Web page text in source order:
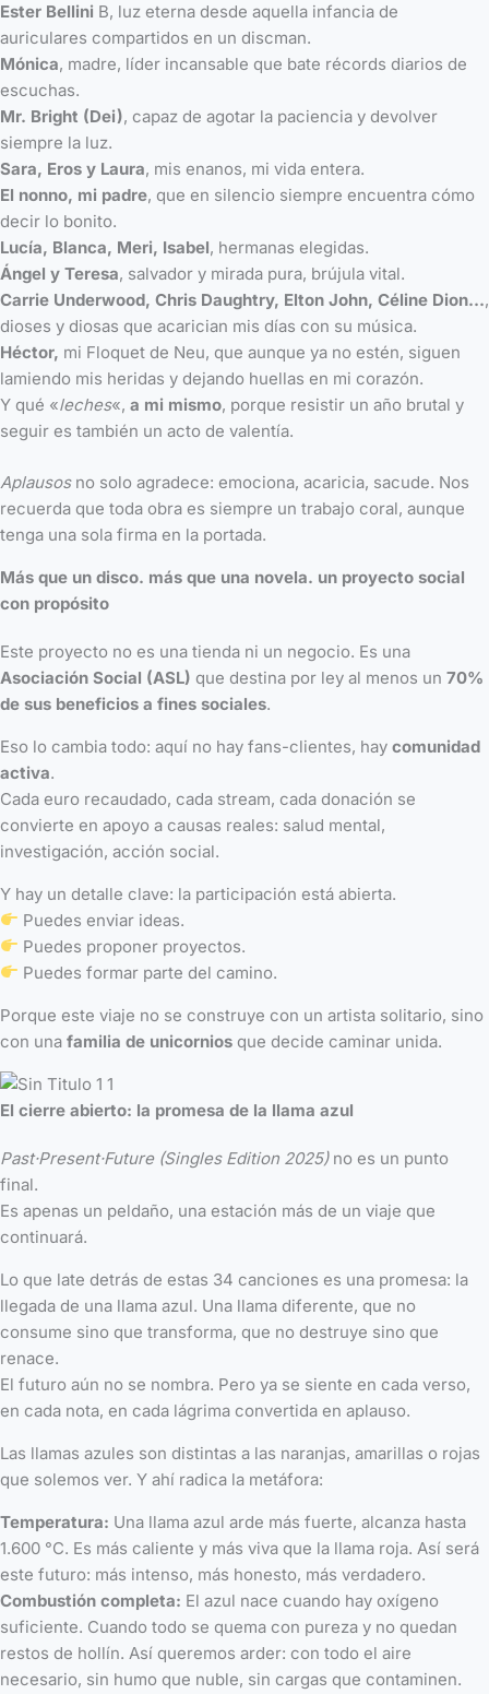
Ester Bellini B, luz eterna desde aquella infancia de
auriculares compartidos en un discman.
Mónica, madre, líder incansable que bate récords diarios de
escuchas.
Mr. Bright (Dei), capaz de agotar la paciencia y devolver
siempre la luz.
Sara, Eros y Laura, mis enanos, mi vida entera.
El nonno, mi padre, que en silencio siempre encuentra cómo
decir lo bonito.
Lucía, Blanca, Meri, Isabel, hermanas elegidas.
Ángel y Teresa, salvador y mirada pura, brújula vital.
Carrie Underwood, Chris Daughtry, Elton John, Céline Dion…,
dioses y diosas que acarician mis días con su música.
Héctor, mi Floquet de Neu, que aunque ya no estén, siguen
lamiendo mis heridas y dejando huellas en mi corazón.
Y qué «leches«, a mi mismo, porque resistir un año brutal y
seguir es también un acto de valentía.
Aplausosno solo agradece: emociona, acaricia, sacude. Nos
recuerda que toda obra es siempre un trabajo coral, aunque
tenga una sola firma en la portada.
Más que un disco. más que una novela. un proyecto social
con propósito
Este proyecto no es una tienda ni un negocio. Es una
Asociación Social (ASL) que destina por ley al menos un 70%
de sus beneficios a fines sociales.
Eso lo cambia todo: aquí no hay fans-clientes, hay comunidad
activa.
Cada euro recaudado, cada stream, cada donación se
convierte en apoyo a causas reales: salud mental,
investigación, acción social.
Y hay un detalle clave: la participación está abierta.
Puedes enviar ideas.
Puedes proponer proyectos.
Puedes formar parte del camino.
Porque este viaje no se construye con un artista solitario, sino
con una familia de unicornios que decide caminar unida.
El cierre abierto: la promesa de la llama azul
Past·Present·Future (Singles Edition 2025)no es un punto
final.
Es apenas un peldaño, una estación más de un viaje que
continuará.
Lo que late detrás de estas 34 canciones es una promesa: la
llegada de una llama azul. Una llama diferente, que no
consume sino que transforma, que no destruye sino que
renace.
El futuro aún no se nombra. Pero ya se siente en cada verso,
en cada nota, en cada lágrima convertida en aplauso.
Las llamas azules son distintas a las naranjas, amarillas o rojas
que solemos ver. Y ahí radica la metáfora:
Temperatura: Una llama azul arde más fuerte, alcanza hasta
1.600 °C. Es más caliente y más viva que la llama roja. Así será
este futuro: más intenso, más honesto, más verdadero.
Combustión completa: El azul nace cuando hay oxígeno
suficiente. Cuando todo se quema con pureza y no quedan
restos de hollín. Así queremos arder: con todo el aire
necesario, sin humo que nuble, sin cargas que contaminen.